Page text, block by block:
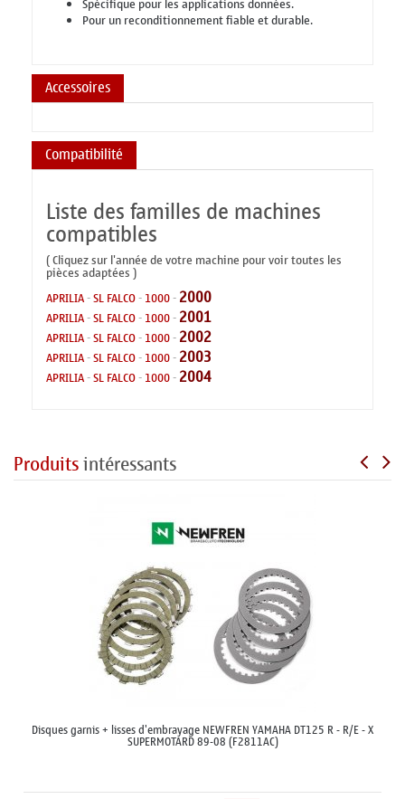
Pour un reconditionnement fiable et durable.
Accessoires
Compatibilité
Liste des familles de machines
compatibles
( Cliquez sur l'année de votre machine pour voir toutes les
pièces adaptées )
APRILIA-SL FALCO-1000-2000
APRILIA-SL FALCO-1000-2001
APRILIA-SL FALCO-1000-2002
APRILIA-SL FALCO-1000-2003
APRILIA-SL FALCO-1000-2004
Produitsintéressants
Disques garnis + lisses d'embrayage NEWFREN YAMAHA DT125 R - R/E - X
SUPERMOTARD 89-08 (F2811AC)